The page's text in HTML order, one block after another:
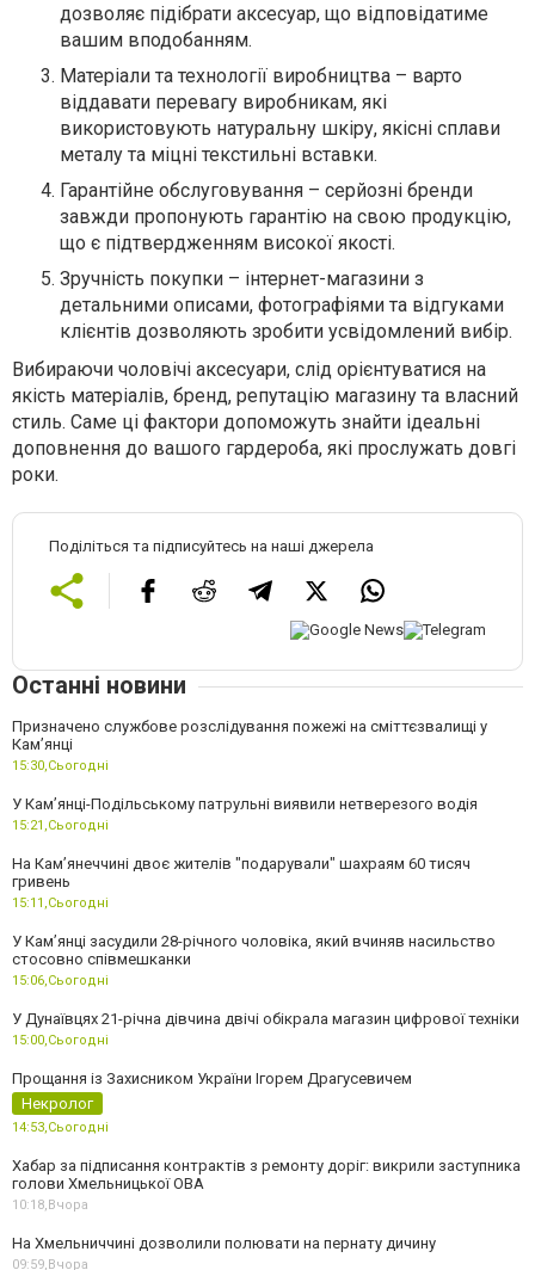
дозволяє підібрати аксесуар, що відповідатиме
вашим вподобанням.
Матеріали та технології виробництва – варто
віддавати перевагу виробникам, які
використовують натуральну шкіру, якісні сплави
металу та міцні текстильні вставки.
Гарантійне обслуговування – серйозні бренди
завжди пропонують гарантію на свою продукцію,
що є підтвердженням високої якості.
Зручність покупки – інтернет-магазини з
детальними описами, фотографіями та відгуками
клієнтів дозволяють зробити усвідомлений вибір.
Вибираючи чоловічі аксесуари, слід орієнтуватися на
якість матеріалів, бренд, репутацію магазину та власний
стиль. Саме ці фактори допоможуть знайти ідеальні
доповнення до вашого гардероба, які прослужать довгі
роки.
Поділіться та підписуйтесь на наші джерела
Останні новини
Призначено службове розслідування пожежі на сміттєзвалищі у
Кам’янці
15:30,Сьогодні
У Кам’янці-Подільському патрульні виявили нетверезого водія
15:21,Сьогодні
На Камʼянеччині двоє жителів "подарували" шахраям 60 тисяч
гривень
15:11,Сьогодні
У Камʼянці засудили 28-річного чоловіка, який вчиняв насильство
стосовно співмешканки
15:06,Сьогодні
У Дунаївцях 21-річна дівчина двічі обікрала магазин цифрової техніки
15:00,Сьогодні
Прощання із Захисником України Ігорем Драгусевичем
Некролог
14:53,Сьогодні
Хабар за підписання контрактів з ремонту доріг: викрили заступника
голови Хмельницької ОВА
10:18, Вчора
На Хмельниччині дозволили полювати на пернату дичину
09:59, Вчора